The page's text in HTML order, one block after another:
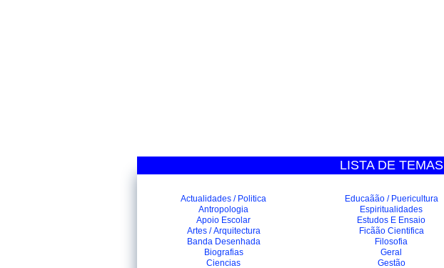
LISTA DE TEMAS
Actualidades / Politica
Antropologia
Apoio Escolar
Artes / Arquitectura
Banda Desenhada
Biografias
Ciencias
Educaãão / Puericultura
Espiritualidades
Estudos E Ensaio
Ficãão Cientifica
Filosofia
Geral
Gestão